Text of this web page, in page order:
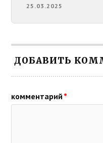
25.03.2025
ДОБАВИТЬ
комментарий *